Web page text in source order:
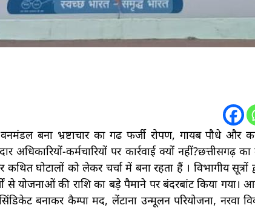
बना भ्रष्टाचार का गढ फर्जी रोपण, गायब पौधे और
अधिकारियों-कर्मचारियों पर कार्रवाई क्यों नहीं?छत्तीसगढ़
कथित घोटालों को लेकर चर्चा में बना रहता हैं । विभागीय सूत्रों
से योजनाओं की राशि का बड़े पैमाने पर बंदरबांट किया गया।
बनाकर कैम्पा मद, लेंटाना उन्मूलन परियोजना, नरवा